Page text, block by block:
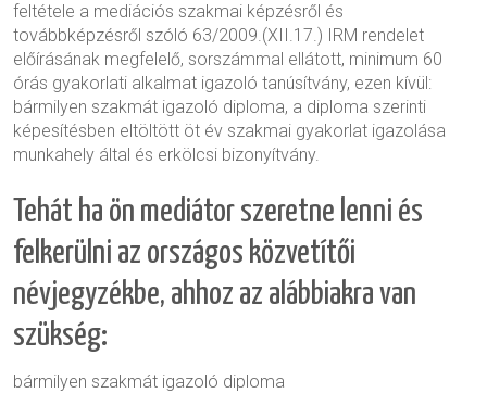
feltétele a mediációs szakmai képzésről és
továbbképzésről szóló 63/2009.(XII.17.) IRM rendelet
előírásának megfelelő, sorszámmal ellátott, minimum 60
órás gyakorlati alkalmat igazoló tanúsítvány, ezen kívül:
bármilyen szakmát igazoló diploma, a diploma szerinti
képesítésben eltöltött öt év szakmai gyakorlat igazolása
munkahely által és erkölcsi bizonyítvány.
Tehát ha ön mediátor szeretne lenni és
felkerülni az országos közvetítői
névjegyzékbe, ahhoz az alábbiakra van
szükség:
bármilyen szakmát igazoló diploma